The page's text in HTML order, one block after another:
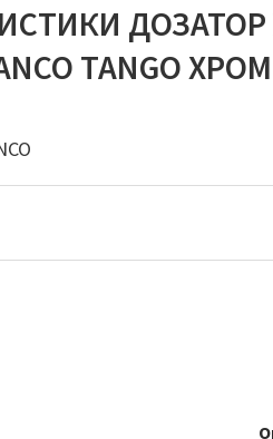
TANGO ХРОМ